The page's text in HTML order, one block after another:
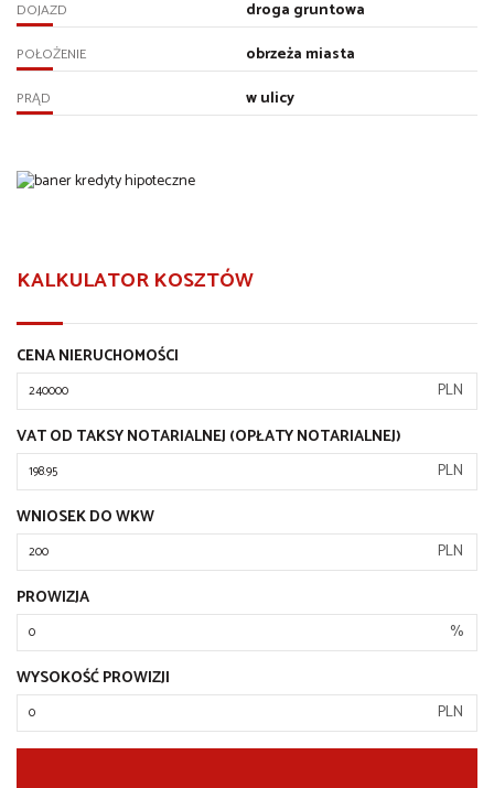
DOJAZD droga gruntowa
POŁOŻENIE obrzeża miasta
PRĄD w ulicy
KALKULATOR KOSZTÓW
CENA NIERUCHOMOŚCI
PLN
VAT OD TAKSY NOTARIALNEJ (OPŁATY NOTARIALNEJ)
PLN
WNIOSEK DO WKW
PLN
PROWIZJA
%
WYSOKOŚĆ PROWIZJI
PLN